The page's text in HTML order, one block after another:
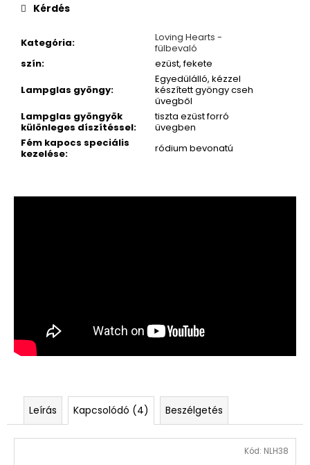
Kategória:
Loving Hearts -
fülbevaló
szín:
ezüst, fekete
Lampglas gyöngy:
Egyedülálló, kézzel
készített gyöngy cseh
üvegből
Lampglas gyöngyök
különleges díszítéssel:
tiszta ezüst forró
üvegben
Fém kapocs speciális
kezelése: ródium bevonatú
Kérdés
Leírás Kapcsolódó (4) Beszélgetés
Kód: NLH38